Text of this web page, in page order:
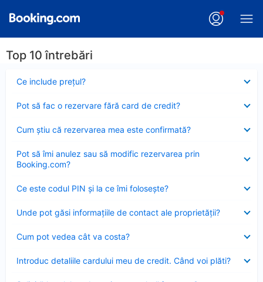
Top 10 întrebări
Ce include preţul?
închis
Pot să fac o rezervare fără card de credit?
închis
Cum ştiu că rezervarea mea este confirmată?
închis
Pot să îmi anulez sau să modific rezervarea prin
Booking.com?
închis
Ce este codul PIN şi la ce îmi foloseşte?
închis
Unde pot găsi informațiile de contact ale proprietății?
închis
Cum pot vedea cât va costa?
închis
Introduc detaliile cardului meu de credit. Când voi plăti?
închis